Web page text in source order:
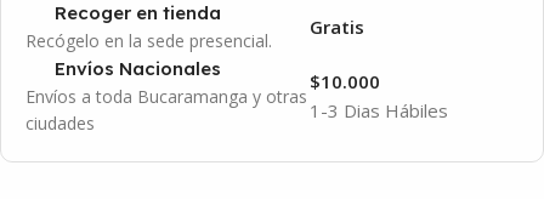
Recoger en tienda
Recógelo en la sede presencial.
Gratis
Envíos Nacionales
Envíos a toda Bucaramanga y otras
ciudades
1-3 Dias Hábiles
$10.000